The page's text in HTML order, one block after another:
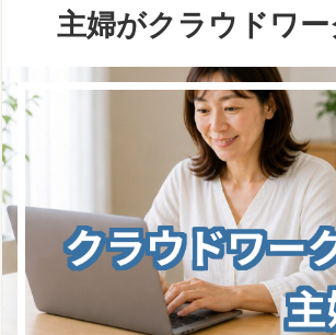
主婦がクラウドワ